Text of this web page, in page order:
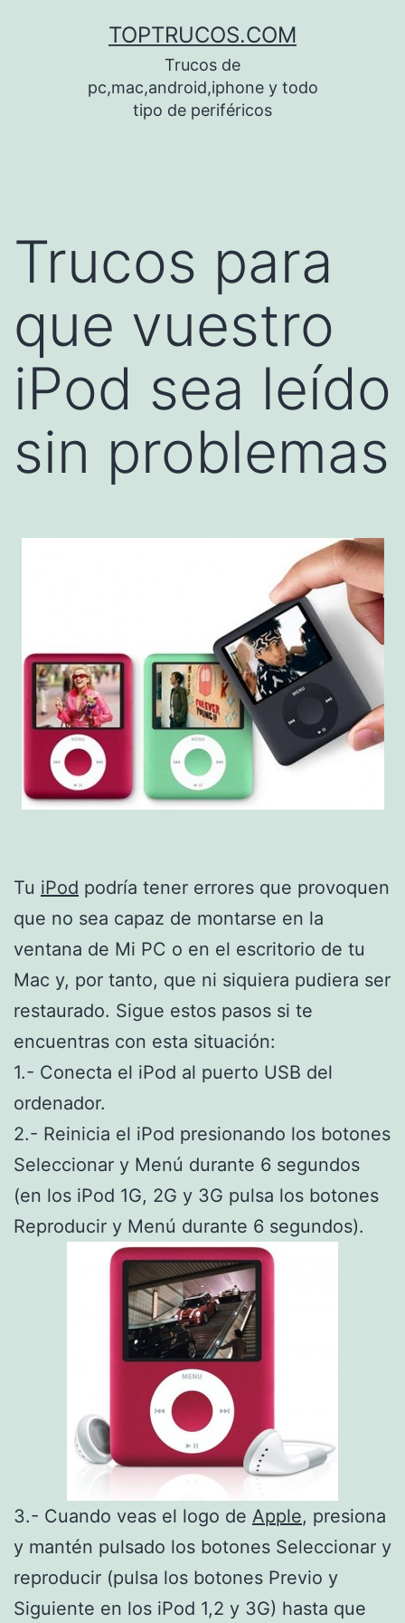
TOPTRUCOS.COM
Trucos de
pc,mac,android,iphone y todo
tipo de periféricos
Trucos para
que vuestro
iPod sea leído
sin problemas
Tu iPod podría tener errores que provoquen
que no sea capaz de montarse en la
ventana de Mi PC o en el escritorio de tu
Mac y, por tanto, que ni siquiera pudiera ser
restaurado. Sigue estos pasos si te
encuentras con esta situación:
1.- Conecta el iPod al puerto USB del
ordenador.
2.- Reinicia el iPod presionando los botones
Seleccionar y Menú durante 6 segundos
(en los iPod 1G, 2G y 3G pulsa los botones
Reproducir y Menú durante 6 segundos).
3.- Cuando veas el logo de Apple, presiona
y mantén pulsado los botones Seleccionar y
reproducir (pulsa los botones Previo y
Siguiente en los iPod 1,2 y 3G) hasta que